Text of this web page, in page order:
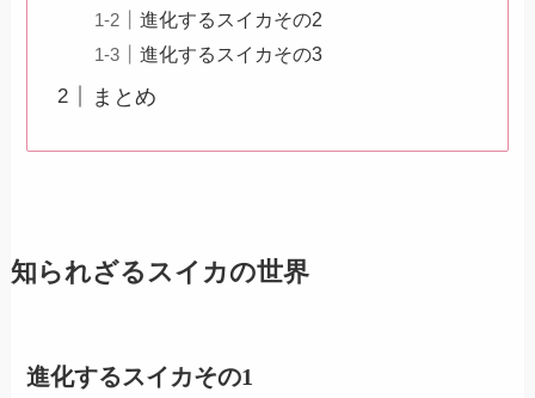
進化するスイカその2
進化するスイカその3
まとめ
知られざるスイカの世界
進化するスイカその1